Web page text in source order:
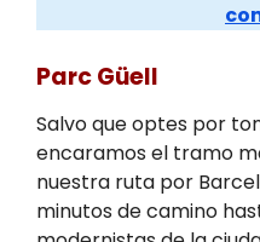
Parc Güell
Salvo que optes por
encaramos el tramo
nuestra ruta por
minutos de camino